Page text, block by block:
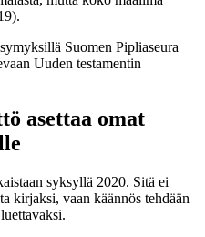
Suomen Pipliaseura
Uuden testamentin
asettaa omat
syksyllä 2020. Sitä ei
kirjaksi, vaan käännös tehdään